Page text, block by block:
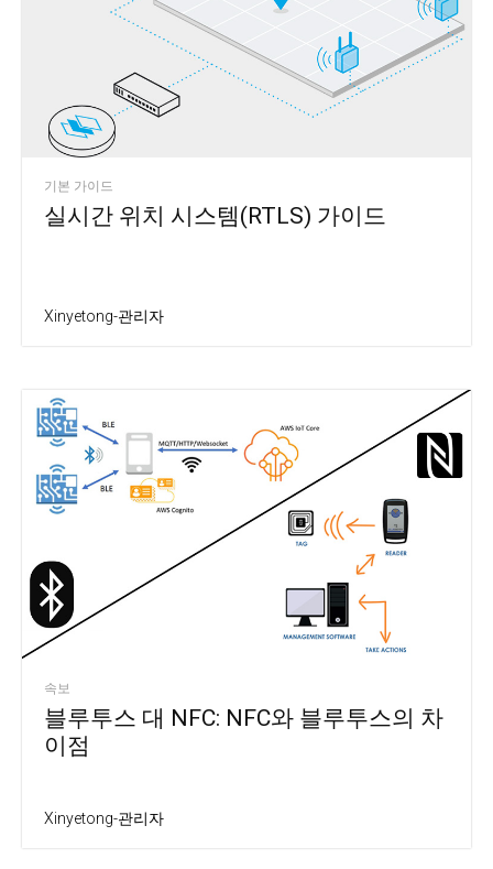
기본 가이드
실시간 위치 시스템(RTLS) 가이드
Xinyetong-관리자
속보
블루투스 대 NFC: NFC와 블루투스의 차
이점
Xinyetong-관리자